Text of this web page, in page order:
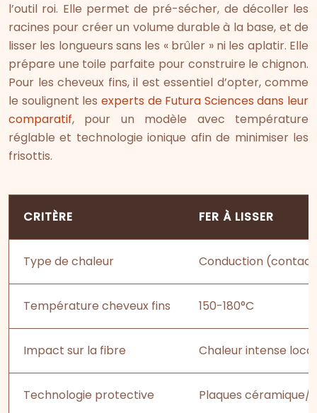
l’outil roi. Elle permet de pré-sécher, de décoller les
racines pour créer un volume durable à la base, et de
lisser les longueurs sans les « brûler » ni les aplatir. Elle
prépare une toile parfaite pour construire le chignon.
Pour les cheveux fins, il est essentiel d’opter, comme
le soulignent les experts de Futura Sciences dans leur
comparatif, pour un modèle avec température
réglable et technologie ionique afin de minimiser les
frisottis.
CRITÈRE FER À LISSER
Type de chaleur Conduction
Température cheveux fins 150-180°C
Impact sur la fibre Chaleur intense
Technologie protective Plaques céramique/